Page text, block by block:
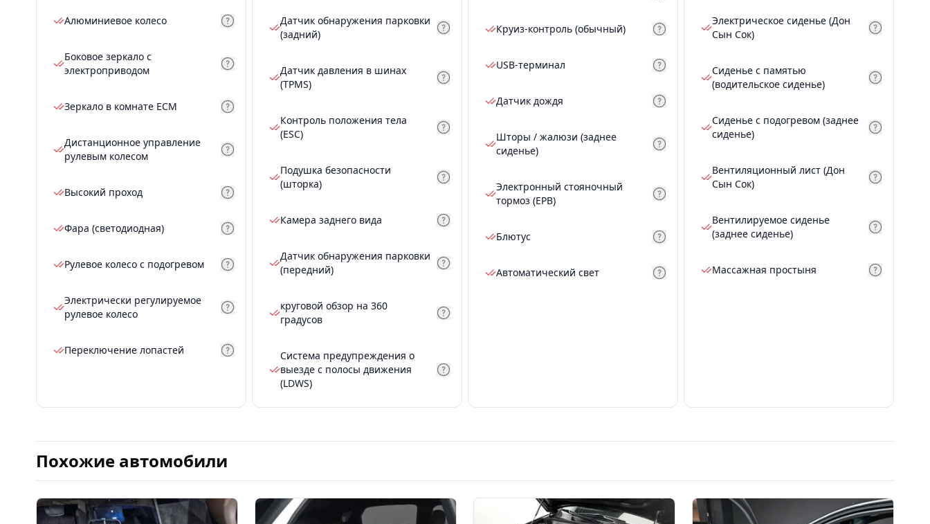
Алюминиевое колесо
Боковое зеркало с
электроприводом
Зеркало в комнате ECM
Дистанционное управление
рулевым колесом
Высокий проход
Фара (светодиодная)
Рулевое колесо с подогревом
Электрически регулируемое
рулевое колесо
Переключение лопастей
Датчик обнаружения парковки
(задний)
Датчик давления в шинах
(TPMS)
Контроль положения тела
(ESC)
Подушка безопасности
(шторка)
Камера заднего вида
Датчик обнаружения парковки
(передний)
круговой обзор на 360
градусов
Система предупреждения о
выезде с полосы движения
(LDWS)
Круиз-контроль (обычный)
USB-терминал
Датчик дождя
Шторы / жалюзи (заднее
сиденье)
Электронный стояночный
тормоз (EPB)
Блютус
Автоматический свет
Электрическое сиденье (Дон
Сын Сок)
Сиденье с памятью
(водительское сиденье)
Сиденье с подогревом (заднее
сиденье)
Вентиляционный лист (Дон
Сын Сок)
Вентилируемое сиденье
(заднее сиденье)
Массажная простыня
Похожие автомобили